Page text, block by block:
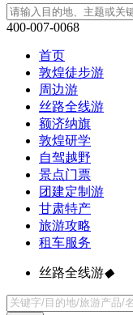
400-007-0068
首页
敦煌徒步游
周边游
丝路全线游
额济纳旗
敦煌研学
自驾越野
景点门票
团建定制游
甘肃特产
旅游攻略
租车服务
丝路全线游◆